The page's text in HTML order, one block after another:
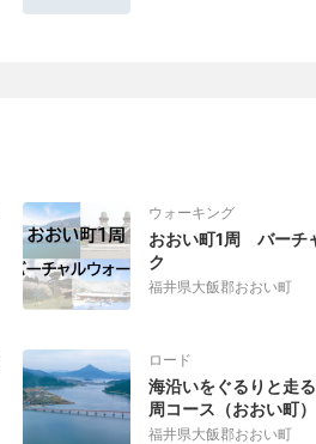
ウォーキング
おおい町1周 バーチ
ク
福井県大飯郡おおい町
ロード
海沿いをぐるりと走
周コース（おおい町）
福井県大飯郡おおい町